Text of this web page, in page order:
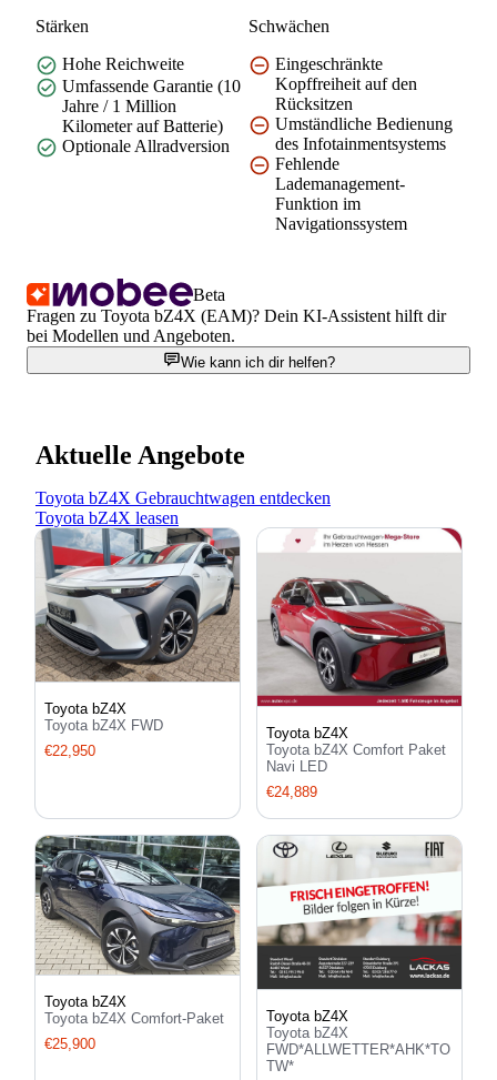
Stärken
Hohe Reichweite
Umfassende Garantie (10
Jahre / 1 Million
Kilometer auf Batterie)
Optionale Allradversion
Schwächen
Eingeschränkte
Kopffreiheit auf den
Rücksitzen
Umständliche Bedienung
des Infotainmentsystems
Fehlende
Lademanagement-
Funktion im
Navigationssystem
Beta
Fragen zu Toyota bZ4X (EAM)? Dein KI-Assistent hilft dir
bei Modellen und Angeboten.
Wie kann ich dir helfen?
Aktuelle Angebote
Toyota bZ4X Gebrauchtwagen entdecken
Toyota bZ4X leasen
Toyota bZ4X
Toyota bZ4X FWD
€22,950
Toyota bZ4X
Toyota bZ4X Comfort Paket
Navi LED
€24,889
Toyota bZ4X
Toyota bZ4X Comfort-Paket
€25,900
Toyota bZ4X
Toyota bZ4X
FWD*ALLWETTER*AHK*TO
TW*